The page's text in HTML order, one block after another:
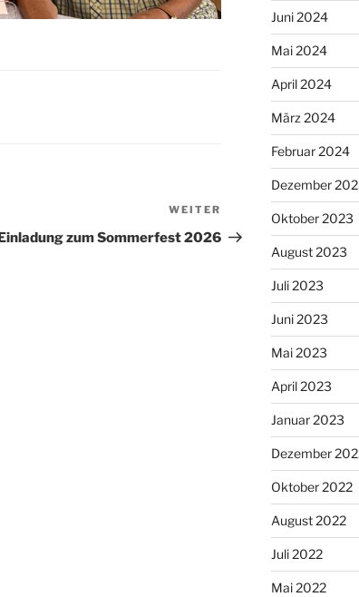
Nächster
Beitrag
WEITER
Einladung zum Sommerfest 2026
Juni 2024
Mai 2024
April 2024
März 2024
Februar 2024
Dezember
Oktober 2023
August 2023
Juli 2023
Juni 2023
Mai 2023
April 2023
Januar 2023
Dezember
Oktober 2022
August 2022
Juli 2022
Mai 2022